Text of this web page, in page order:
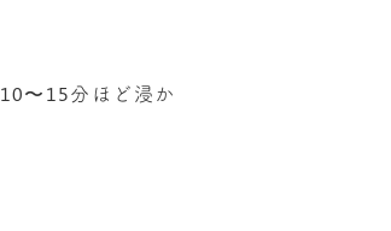
〜15分ほど浸か